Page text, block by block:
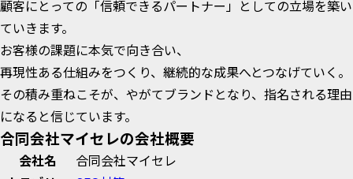
顧客にとっての「信頼できるパートナー」としての立場を築い
ていきます。
お客様の課題に本気で向き合い、
再現性ある仕組みをつくり、継続的な成果へとつなげていく。
その積み重ねこそが、やがてブランドとなり、指名される理由
になると信じています。
合同会社マイセレの会社概要
会社名
合同会社マイセレ